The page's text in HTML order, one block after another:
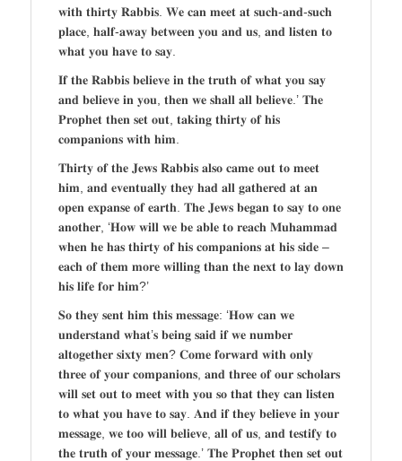
𝐰𝐢𝐭𝐡 𝐭𝐡𝐢𝐫𝐭𝐲 𝐑𝐚𝐛𝐛𝐢𝐬. 𝐖𝐞 𝐜𝐚𝐧 𝐦𝐞𝐞𝐭 𝐚𝐭 𝐬𝐮𝐜𝐡-𝐚𝐧𝐝-𝐬𝐮𝐜𝐡
𝐩𝐥𝐚𝐜𝐞, 𝐡𝐚𝐥𝐟-𝐚𝐰𝐚𝐲 𝐛𝐞𝐭𝐰𝐞𝐞𝐧 𝐲𝐨𝐮 𝐚𝐧𝐝 𝐮𝐬, 𝐚𝐧𝐝 𝐥𝐢𝐬𝐭𝐞𝐧 𝐭𝐨
𝐰𝐡𝐚𝐭 𝐲𝐨𝐮 𝐡𝐚𝐯𝐞 𝐭𝐨 𝐬𝐚𝐲.
𝐈𝐟 𝐭𝐡𝐞 𝐑𝐚𝐛𝐛𝐢𝐬 𝐛𝐞𝐥𝐢𝐞𝐯𝐞 𝐢𝐧 𝐭𝐡𝐞 𝐭𝐫𝐮𝐭𝐡 𝐨𝐟 𝐰𝐡𝐚𝐭 𝐲𝐨𝐮 𝐬𝐚𝐲
𝐚𝐧𝐝 𝐛𝐞𝐥𝐢𝐞𝐯𝐞 𝐢𝐧 𝐲𝐨𝐮, 𝐭𝐡𝐞𝐧 𝐰𝐞 𝐬𝐡𝐚𝐥𝐥 𝐚𝐥𝐥 𝐛𝐞𝐥𝐢𝐞𝐯𝐞.’ 𝐓𝐡𝐞
𝐏𝐫𝐨𝐩𝐡𝐞𝐭 𝐭𝐡𝐞𝐧 𝐬𝐞𝐭 𝐨𝐮𝐭, 𝐭𝐚𝐤𝐢𝐧𝐠 𝐭𝐡𝐢𝐫𝐭𝐲 𝐨𝐟 𝐡𝐢𝐬
𝐜𝐨𝐦𝐩𝐚𝐧𝐢𝐨𝐧𝐬 𝐰𝐢𝐭𝐡 𝐡𝐢𝐦.
𝐓𝐡𝐢𝐫𝐭𝐲 𝐨𝐟 𝐭𝐡𝐞 𝐉𝐞𝐰𝐬 𝐑𝐚𝐛𝐛𝐢𝐬 𝐚𝐥𝐬𝐨 𝐜𝐚𝐦𝐞 𝐨𝐮𝐭 𝐭𝐨 𝐦𝐞𝐞𝐭
𝐡𝐢𝐦, 𝐚𝐧𝐝 𝐞𝐯𝐞𝐧𝐭𝐮𝐚𝐥𝐥𝐲 𝐭𝐡𝐞𝐲 𝐡𝐚𝐝 𝐚𝐥𝐥 𝐠𝐚𝐭𝐡𝐞𝐫𝐞𝐝 𝐚𝐭 𝐚𝐧
𝐨𝐩𝐞𝐧 𝐞𝐱𝐩𝐚𝐧𝐬𝐞 𝐨𝐟 𝐞𝐚𝐫𝐭𝐡. 𝐓𝐡𝐞 𝐉𝐞𝐰𝐬 𝐛𝐞𝐠𝐚𝐧 𝐭𝐨 𝐬𝐚𝐲 𝐭𝐨 𝐨𝐧𝐞
𝐚𝐧𝐨𝐭𝐡𝐞𝐫, ‘𝐇𝐨𝐰 𝐰𝐢𝐥𝐥 𝐰𝐞 𝐛𝐞 𝐚𝐛𝐥𝐞 𝐭𝐨 𝐫𝐞𝐚𝐜𝐡 𝐌𝐮𝐡𝐚𝐦𝐦𝐚𝐝
𝐰𝐡𝐞𝐧 𝐡𝐞 𝐡𝐚𝐬 𝐭𝐡𝐢𝐫𝐭𝐲 𝐨𝐟 𝐡𝐢𝐬 𝐜𝐨𝐦𝐩𝐚𝐧𝐢𝐨𝐧𝐬 𝐚𝐭 𝐡𝐢𝐬 𝐬𝐢𝐝𝐞 –
𝐞𝐚𝐜𝐡 𝐨𝐟 𝐭𝐡𝐞𝐦 𝐦𝐨𝐫𝐞 𝐰𝐢𝐥𝐥𝐢𝐧𝐠 𝐭𝐡𝐚𝐧 𝐭𝐡𝐞 𝐧𝐞𝐱𝐭 𝐭𝐨 𝐥𝐚𝐲 𝐝𝐨𝐰𝐧
𝐡𝐢𝐬 𝐥𝐢𝐟𝐞 𝐟𝐨𝐫 𝐡𝐢𝐦?’
𝐒𝐨 𝐭𝐡𝐞𝐲 𝐬𝐞𝐧𝐭 𝐡𝐢𝐦 𝐭𝐡𝐢𝐬 𝐦𝐞𝐬𝐬𝐚𝐠𝐞: ‘𝐇𝐨𝐰 𝐜𝐚𝐧 𝐰𝐞
𝐮𝐧𝐝𝐞𝐫𝐬𝐭𝐚𝐧𝐝 𝐰𝐡𝐚𝐭’𝐬 𝐛𝐞𝐢𝐧𝐠 𝐬𝐚𝐢𝐝 𝐢𝐟 𝐰𝐞 𝐧𝐮𝐦𝐛𝐞𝐫
𝐚𝐥𝐭𝐨𝐠𝐞𝐭𝐡𝐞𝐫 𝐬𝐢𝐱𝐭𝐲 𝐦𝐞𝐧? 𝐂𝐨𝐦𝐞 𝐟𝐨𝐫𝐰𝐚𝐫𝐝 𝐰𝐢𝐭𝐡 𝐨𝐧𝐥𝐲
𝐭𝐡𝐫𝐞𝐞 𝐨𝐟 𝐲𝐨𝐮𝐫 𝐜𝐨𝐦𝐩𝐚𝐧𝐢𝐨𝐧𝐬, 𝐚𝐧𝐝 𝐭𝐡𝐫𝐞𝐞 𝐨𝐟 𝐨𝐮𝐫 𝐬𝐜𝐡𝐨𝐥𝐚𝐫𝐬
𝐰𝐢𝐥𝐥 𝐬𝐞𝐭 𝐨𝐮𝐭 𝐭𝐨 𝐦𝐞𝐞𝐭 𝐰𝐢𝐭𝐡 𝐲𝐨𝐮 𝐬𝐨 𝐭𝐡𝐚𝐭 𝐭𝐡𝐞𝐲 𝐜𝐚𝐧 𝐥𝐢𝐬𝐭𝐞𝐧
𝐭𝐨 𝐰𝐡𝐚𝐭 𝐲𝐨𝐮 𝐡𝐚𝐯𝐞 𝐭𝐨 𝐬𝐚𝐲. 𝐀𝐧𝐝 𝐢𝐟 𝐭𝐡𝐞𝐲 𝐛𝐞𝐥𝐢𝐞𝐯𝐞 𝐢𝐧 𝐲𝐨𝐮𝐫
𝐦𝐞𝐬𝐬𝐚𝐠𝐞, 𝐰𝐞 𝐭𝐨𝐨 𝐰𝐢𝐥𝐥 𝐛𝐞𝐥𝐢𝐞𝐯𝐞, 𝐚𝐥𝐥 𝐨𝐟 𝐮𝐬, 𝐚𝐧𝐝 𝐭𝐞𝐬𝐭𝐢𝐟𝐲 𝐭𝐨
𝐭𝐡𝐞 𝐭𝐫𝐮𝐭𝐡 𝐨𝐟 𝐲𝐨𝐮𝐫 𝐦𝐞𝐬𝐬𝐚𝐠𝐞.’ 𝐓𝐡𝐞 𝐏𝐫𝐨𝐩𝐡𝐞𝐭 𝐭𝐡𝐞𝐧 𝐬𝐞𝐭 𝐨𝐮𝐭